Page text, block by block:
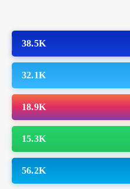
38.5K
32.1K
18.9K
15.3K
56.2K